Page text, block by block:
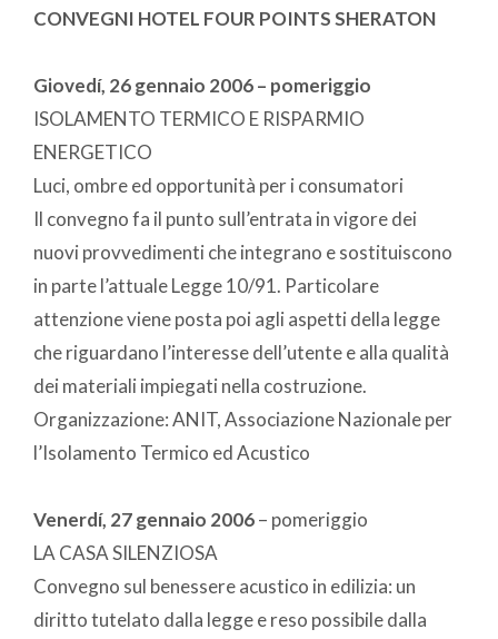
CONVEGNI HOTEL FOUR POINTS SHERATON
Giovedí, 26 gennaio 2006 – pomeriggio
ISOLAMENTO TERMICO E RISPARMIO
ENERGETICO
Luci, ombre ed opportunità per i consumatori
Il convegno fa il punto sull’entrata in vigore dei
nuovi provvedimenti che integrano e sostituiscono
in parte l’attuale Legge 10/91. Particolare
attenzione viene posta poi agli aspetti della legge
che riguardano l’interesse dell’utente e alla qualità
dei materiali impiegati nella costruzione.
Organizzazione: ANIT, Associazione Nazionale per
l’Isolamento Termico ed Acustico
Venerdí, 27 gennaio 2006– pomeriggio
LA CASA SILENZIOSA
Convegno sul benessere acustico in edilizia: un
diritto tutelato dalla legge e reso possibile dalla